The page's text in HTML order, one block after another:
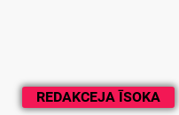
REDAKCEJA ĪSOKA